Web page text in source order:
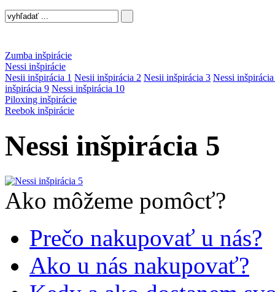
Zumba inšpirácie
Nessi inšpirácie
Nesii inšpirácia 1 Nesii inšpirácia 2 Nesii inšpirácia 3 Nessi
inšpirácia 9 Nessi inšpirácia 10
Piloxing inšpirácie
Reebok inšpirácie
Nessi inšpirácia 5
Ako môžeme pomôcť?
Prečo nakupovať u nás?
Ako u nás nakupovať?